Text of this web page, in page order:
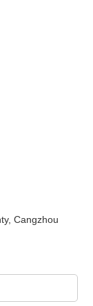
Cangzhou